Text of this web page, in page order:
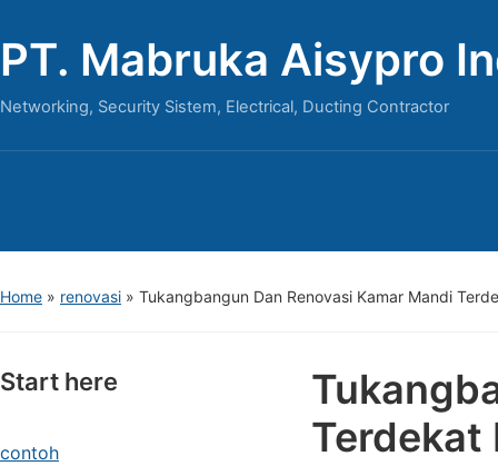
PT. Mabruka Aisypro
Networking, Security Sistem, Electrical, Ducting Contractor
Home » renovasi » Tukangbangun Dan Renovasi Kamar Mandi
Start here
contoh
Terdekat